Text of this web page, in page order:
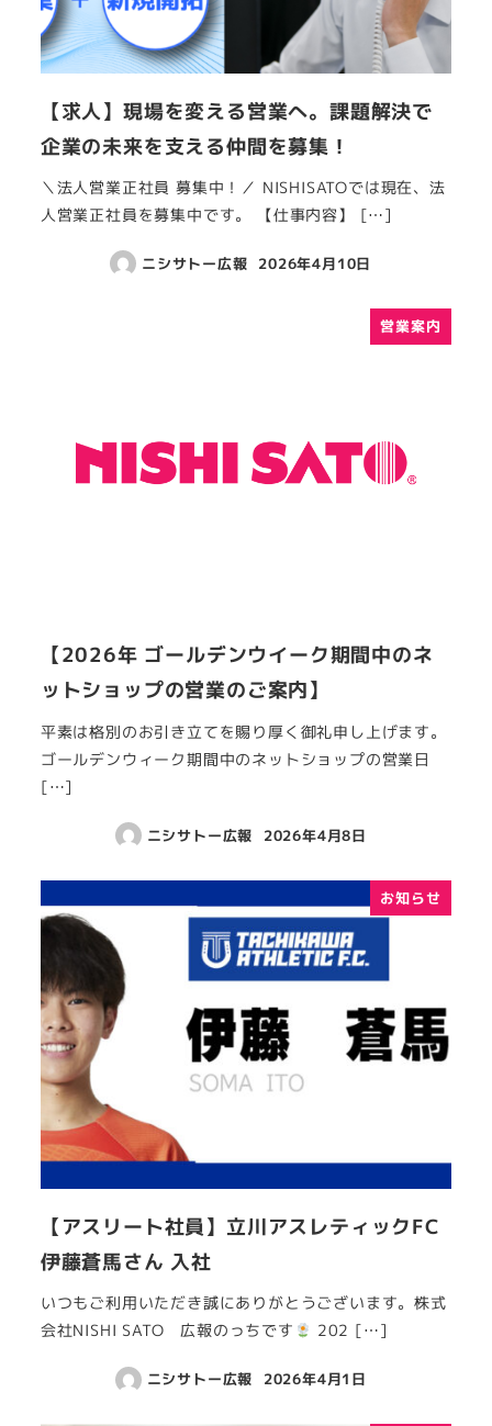
【求人】現場を変える営業へ。課題解決で
企業の未来を支える仲間を募集！
＼法人営業正社員 募集中！／ NISHISATOでは現在、法
人営業正社員を募集中です。 【仕事内容】 […]
ニシサトー広報 2026年4月10日
営業案内
【2026年 ゴールデンウイーク期間中のネ
ットショップの営業のご案内】
平素は格別のお引き立てを賜り厚く御礼申し上げます。
ゴールデンウィーク期間中のネットショップの営業日
[…]
ニシサトー広報 2026年4月8日
お知らせ
【アスリート社員】立川アスレティックFC
伊藤蒼馬さん 入社
いつもご利用いただき誠にありがとうございます。株式
会社NISHI SATO 広報のっちです
202 […]
ニシサトー広報 2026年4月1日